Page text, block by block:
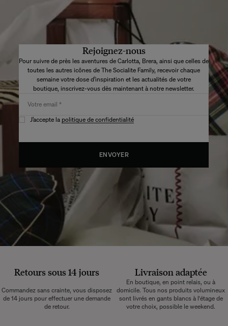
Rejoignez-nous
Pour suivre de près les aventures de Carlotta, Brera, ainsi que celles de
toutes les autres icônes de The Socialite Family, recevoir chaque
semaine votre dose d’inspiration et les actualités de votre
boutique, inscrivez-vous dès maintenant à notre newsletter.
J’accepte la politique de confidentialité
ENVOYER
Retours sous 14 jours
Commandez sans crainte, vous disposez
de 14 jours pour effectuer une demande
de retour.
Livraison adaptée
En boutique, en point relais, ou à
domicile. Tous nos produits volumineux
sont livrés en gants blancs à l'étage de
votre choix, possible le weekend.